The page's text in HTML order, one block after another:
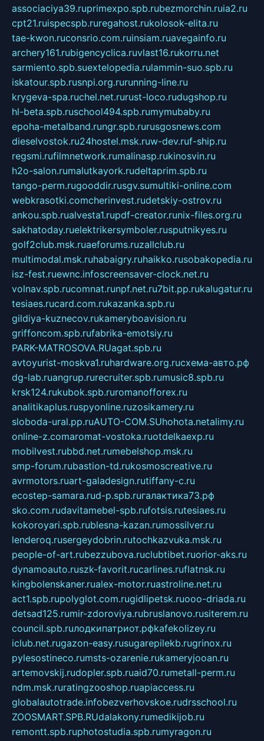
associaciya39.ruprimexpo.spb.rubezmorchin.ruia2.ru
cpt21.ruispecspb.ruregahost.rukolosok-elita.ru
tae-kwon.ruconsrio.com.ruinsiam.ruavegainfo.ru
archery161.rubigencyclica.ruvlast16.rukorru.net
sarmiento.spb.suextelopedia.rulammin-suo.spb.ru
iskatour.spb.rusnpi.org.rurunning-line.ru
krygeva-spa.ruchel.net.rurust-loco.rudugshop.ru
hl-beta.spb.ruschool494.spb.rumymubaby.ru
epoha-metalband.rungr.spb.rurusgosnews.com
dieselvostok.ru24hostel.msk.ruw-dev.ruf-ship.ru
regsmi.rufilmnetwork.rumalinasp.rukinosvin.ru
h2o-salon.rumalutkayork.rudeltaprim.spb.ru
tango-perm.rugooddir.rusgv.sumultiki-online.com
webkrasotki.comcherinvest.rudetskiy-ostrov.ru
ankou.spb.rualvesta1.rupdf-creator.runix-files.org.ru
sakhatoday.ruelektrikersymboler.rusputnikyes.ru
golf2club.msk.ruaeforums.ruzallclub.ru
multimodal.msk.ruhabaigry.ruhaikko.rusobakopedia.ru
isz-fest.ruewnc.infoscreensaver-clock.net.ru
volnav.spb.rucomnat.runpf.net.ru7bit.pp.rukalugatur.ru
tesiaes.rucard.com.rukazanka.spb.ru
gildiya-kuznecov.rukameryboavision.ru
griffoncom.spb.rufabrika-emotsiy.ru
PARK-MATROSOVA.RUagat.spb.ru
avtoyurist-moskva1.ruhardware.org.ruсхема-авто.рф
dg-lab.ruangrup.rurecruiter.spb.rumusic8.spb.ru
krsk124.rukubok.spb.ruromanofforex.ru
analitikaplus.ruspyonline.ruzosikamery.ru
sloboda-ural.pp.ruAUTO-COM.SUhohota.netalimy.ru
online-z.comaromat-vostoka.ruotdelkaexp.ru
mobilvest.rubbd.net.rumebelshop.msk.ru
smp-forum.rubastion-td.rukosmoscreative.ru
avrmotors.ruart-galadesign.rutiffany-c.ru
ecostep-samara.rud-p.spb.ruгалактика73.рф
sko.com.rudavitamebel-spb.rufotsis.rutesiaes.ru
kokoroyari.spb.rublesna-kazan.rumossilver.ru
lenderoq.rusergeydobrin.rutochkazvuka.msk.ru
people-of-art.rubezzubova.ruclubtibet.ruorior-aks.ru
dynamoauto.ruszk-favorit.rucarlines.ruflatnsk.ru
kingbolenskaner.rualex-motor.ruastroline.net.ru
act1.spb.rupolyglot.com.rugidlipetsk.ruooo-driada.ru
detsad125.rumir-zdoroviya.rubruslanovo.rusiterem.ru
council.spb.ruлодкипатриот.рфkafekolizey.ru
iclub.net.rugazon-easy.rusugarepilekb.rugrinox.ru
pylesostineco.rumsts-ozarenie.rukameryjooan.ru
artemovskij.rudopler.spb.ruaid70.rumetall-perm.ru
ndm.msk.ruratingzooshop.ruapiaccess.ru
globalautotrade.infobezverhovskoe.rudrsschool.ru
ZOOSMART.SPB.RUdalakony.rumedikijob.ru
remontt.spb.ruphotostudia.spb.rumyragon.ru